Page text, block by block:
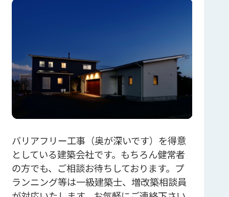
バリアフリー工事（奥が深いです）を得意
としている建築会社です。もちろん健常者
の方でも、ご相談お待ちしております。プ
ランニング等は一級建築士、増改築相談員